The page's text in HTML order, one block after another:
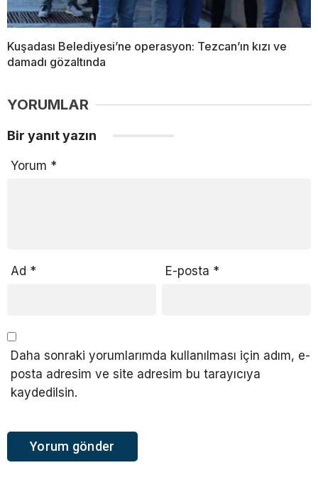
Kuşadası Belediyesi’ne operasyon: Tezcan’ın kızı ve
damadı gözaltında
YORUMLAR
Bir yanıt yazın
Yorum *
Ad * E-posta *
Daha sonraki yorumlarımda kullanılması için adım, e-
posta adresim ve site adresim bu tarayıcıya
kaydedilsin.